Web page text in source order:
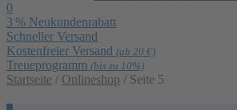
0
3 % Neukundenrabatt
Schneller Versand
Kostenfreier Versand (ab 20 €)
Treueprogramm (bis zu 10%)
Startseite / Onlineshop / Seite 5